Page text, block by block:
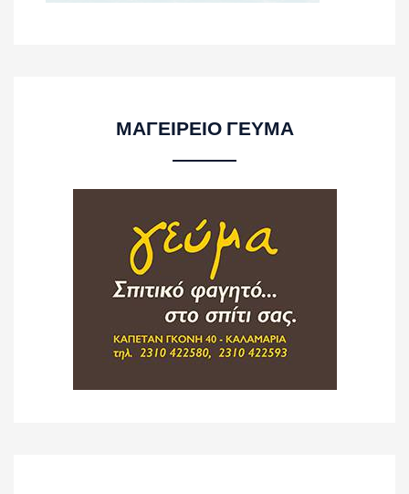
ΜΑΓΕΙΡΕΙΟ ΓΕΥΜΑ